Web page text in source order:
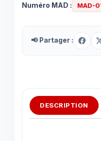
Numéro MAD : MAD-
📢 Partager :
DESCRIPTION